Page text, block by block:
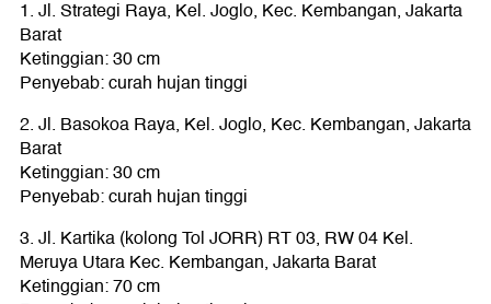
1. Jl. Strategi Raya, Kel. Joglo, Kec. Kembangan, Jakarta
Barat
Ketinggian: 30 cm
Penyebab: curah hujan tinggi
2. Jl. Basokoa Raya, Kel. Joglo, Kec. Kembangan, Jakarta
Barat
Ketinggian: 30 cm
Penyebab: curah hujan tinggi
3. Jl. Kartika (kolong Tol JORR) RT 03, RW 04 Kel.
Meruya Utara Kec. Kembangan, Jakarta Barat
Ketinggian: 70 cm